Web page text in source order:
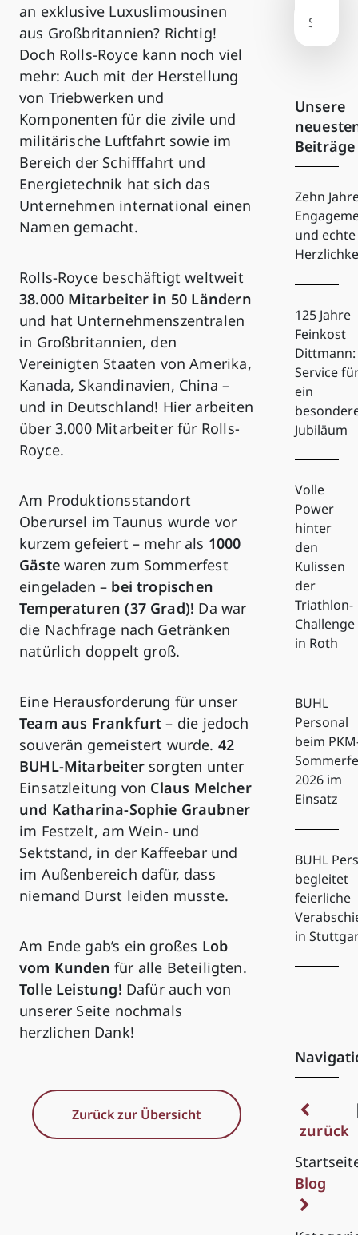
an exklusive Luxuslimousinen
aus Großbritannien? Richtig!
Doch Rolls-Royce kann noch viel
mehr: Auch mit der Herstellung
von Triebwerken und
Komponenten für die zivile und
militärische Luftfahrt sowie im
Bereich der Schifffahrt und
Energietechnik hat sich das
Unternehmen international einen
Namen gemacht.
Rolls-Royce beschäftigt weltweit
38.000 Mitarbeiter in 50 Ländern
und hat Unternehmenszentralen
in Großbritannien, den
Vereinigten Staaten von Amerika,
Kanada, Skandinavien, China –
und in Deutschland! Hier arbeiten
über 3.000 Mitarbeiter für Rolls-
Royce.
Am Produktionsstandort
Oberursel im Taunus wurde vor
kurzem gefeiert – mehr als 1000
Gästewaren zum Sommerfest
eingeladen – bei tropischen
Temperaturen (37 Grad)! Da war
die Nachfrage nach Getränken
natürlich doppelt groß.
Eine Herausforderung für unser
Team aus Frankfurt – die jedoch
souverän gemeistert wurde. 42
BUHL-Mitarbeitersorgten unter
Einsatzleitung von Claus Melcher
und Katharina-Sophie Graubner
im Festzelt, am Wein- und
Sektstand, in der Kaffeebar und
im Außenbereich dafür, dass
niemand Durst leiden musste.
Am Ende gab’s ein großes Lob
vom Kunden für alle Beteiligten.
Tolle Leistung! Dafür auch von
unserer Seite nochmals
herzlichen Dank!
Zurück zur Übersicht
Unsere
Beiträge
Zehn
und echte
125 Jahre
Feinkost
Dittmann:
Service
ein
Jubiläum
Volle
Power
hinter
den
Kulissen
der
Triathlon-
Challenge
in Roth
BUHL
Personal
beim
2026 im
Einsatz
BUHL
begleitet
feierliche
in
zurück
Blog